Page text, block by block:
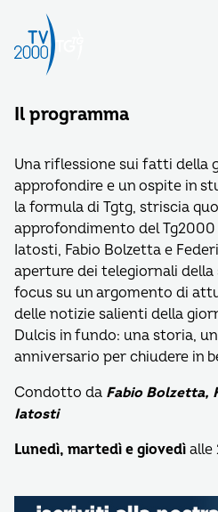
Il programma
Una riflessione sui fatti della
approfondire e un ospite in
la formula di Tgtg, striscia
approfondimento del
Iatosti, Fabio Bolzetta e
aperture dei telegiornali della
focus su un argomento di
delle notizie salienti della
Dulcis in fundo: una storia,
anniversario per chiudere in
Condotto da Fabio Bolzetta,
Iatosti
Lunedì, martedì e giovedì alle